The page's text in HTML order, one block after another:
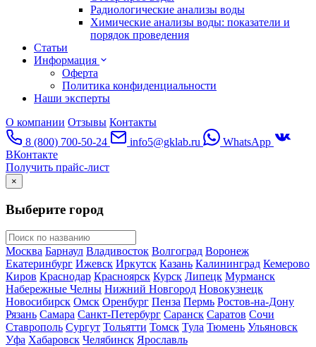
Радиологические анализы воды
Химические анализы воды: показатели и
порядок проведения
Статьи
Информация
Оферта
Политика конфиденциальности
Наши эксперты
О компании Отзывы Контакты
8 (800) 700-50-24
info5@gklab.ru
WhatsApp
ВКонтакте
Получить прайс-лист
×
Выберите город
Москва Барнаул Владивосток Волгоград Воронеж
Екатеринбург Ижевск Иркутск Казань Калининград Кемерово
Киров Краснодар Красноярск Курск Липецк Мурманск
Набережные Челны Нижний Новгород Новокузнецк
Новосибирск Омск Оренбург Пенза Пермь Ростов-на-Дону
Рязань Самара Санкт-Петербург Саранск Саратов Сочи
Ставрополь Сургут Тольятти Томск Тула Тюмень Ульяновск
Уфа Хабаровск Челябинск Ярославль